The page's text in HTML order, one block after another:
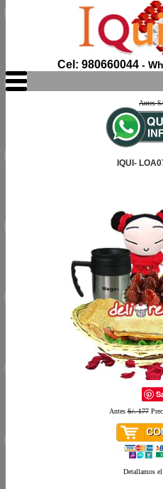
Cel: 980660044-
Antes
IQUI-
AntesS/. 177
Detallamos